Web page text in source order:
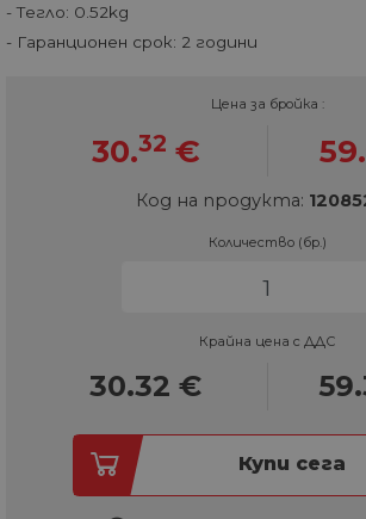
- Тегло: 0.52kg
- Гаранционен срок: 2 години
Цена за бройка :
30.32 € 59.
Код на продукта:
Количество (бр.)
Крайна цена с ДДС
30.32 €
Купи сега